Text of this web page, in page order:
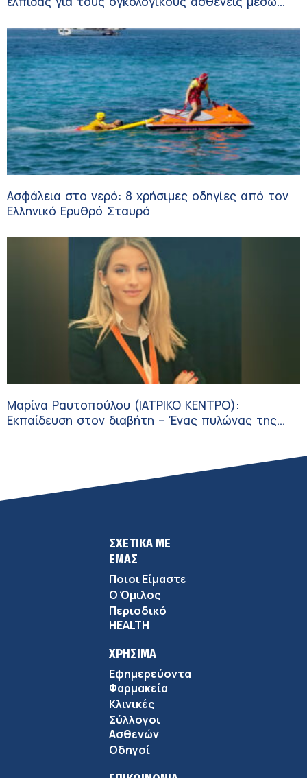
Ασφάλεια στο νερό: 8 χρήσιμες οδηγίες από τον
Ελληνικό Ερυθρό Σταυρό
Μαρίνα Ραυτοπούλου (ΙΑΤΡΙΚΟ ΚΕΝΤΡΟ):
Εκπαίδευση στον διαβήτη – Ένας πυλώνας της
ΣΧΕΤΙΚΑ ΜΕ
ΕΜΑΣ
Ποιοι Είμαστε
Ο Όμιλος
Περιοδικό
HEALTH
ΧΡΗΣΙΜΑ
Εφημερεύοντα
Φαρμακεία
Κλινικές
Σύλλογοι
Ασθενών
Οδηγοί